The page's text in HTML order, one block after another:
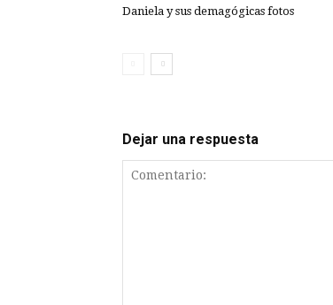
Daniela y sus demagógicas fotos
Dejar una respuesta